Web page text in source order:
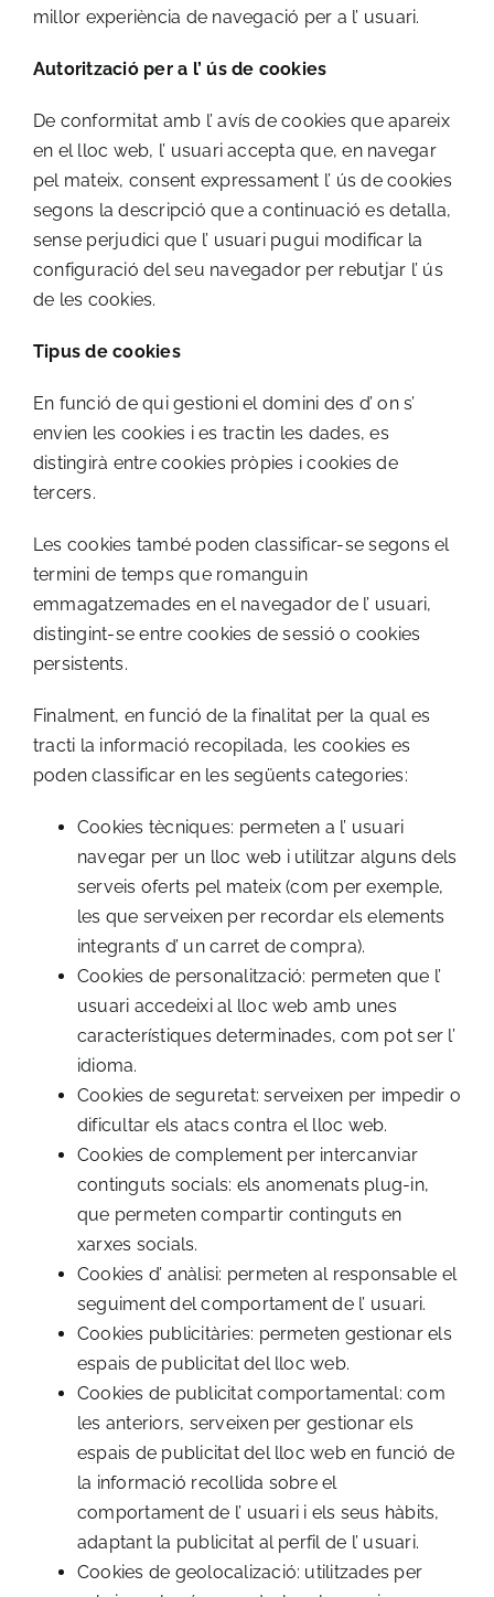
millor experiència de navegació per a l’ usuari.
Autorització per a l’ ús de cookies
De conformitat amb l’ avís de cookies que apareix
en el lloc web, l’ usuari accepta que, en navegar
pel mateix, consent expressament l’ ús de cookies
segons la descripció que a continuació es detalla,
sense perjudici que l’ usuari pugui modificar la
configuració del seu navegador per rebutjar l’ ús
de les cookies.
Tipus de cookies
En funció de qui gestioni el domini des d’ on s’
envien les cookies i es tractin les dades, es
distingirà entre cookies pròpies i cookies de
tercers.
Les cookies també poden classificar-se segons el
termini de temps que romanguin
emmagatzemades en el navegador de l’ usuari,
distingint-se entre cookies de sessió o cookies
persistents.
Finalment, en funció de la finalitat per la qual es
tracti la informació recopilada, les cookies es
poden classificar en les següents categories:
Cookies tècniques: permeten a l’ usuari
navegar per un lloc web i utilitzar alguns dels
serveis oferts pel mateix (com per exemple,
les que serveixen per recordar els elements
integrants d’ un carret de compra).
Cookies de personalització: permeten que l’
usuari accedeixi al lloc web amb unes
característiques determinades, com pot ser l’
idioma.
Cookies de seguretat: serveixen per impedir o
dificultar els atacs contra el lloc web.
Cookies de complement per intercanviar
continguts socials: els anomenats plug-in,
que permeten compartir continguts en
xarxes socials.
Cookies d’ anàlisi: permeten al responsable el
seguiment del comportament de l’ usuari.
Cookies publicitàries: permeten gestionar els
espais de publicitat del lloc web.
Cookies de publicitat comportamental: com
les anteriors, serveixen per gestionar els
espais de publicitat del lloc web en funció de
la informació recollida sobre el
comportament de l’ usuari i els seus hàbits,
adaptant la publicitat al perfil de l’ usuari.
Cookies de geolocalizació: utilitzades per